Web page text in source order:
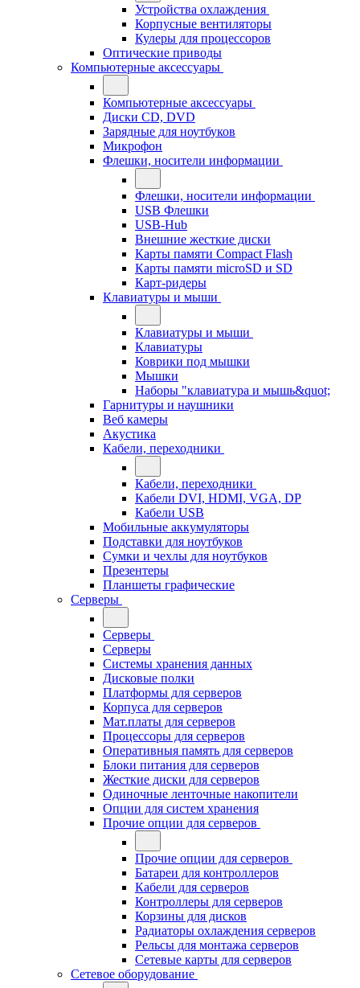
Устройства охлаждения
Корпусные вентиляторы
Кулеры для процессоров
Оптические приводы
Компьютерные аксессуары
Компьютерные аксессуары
Диски CD, DVD
Зарядные для ноутбуков
Микрофон
Флешки, носители информации
Флешки, носители информации
USB Флешки
USB-Hub
Внешние жесткие диски
Карты памяти Compact Flash
Карты памяти microSD и SD
Карт-ридеры
Клавиатуры и мыши
Клавиатуры и мыши
Клавиатуры
Коврики под мышки
Мышки
Наборы "клавиатура и мышь&quot;
Гарнитуры и наушники
Веб камеры
Акустика
Кабели, переходники
Кабели, переходники
Кабели DVI, HDMI, VGA, DP
Кабели USB
Мобильные аккумуляторы
Подставки для ноутбуков
Сумки и чехлы для ноутбуков
Презентеры
Планшеты графические
Серверы
Серверы
Серверы
Системы хранения данных
Дисковые полки
Платформы для серверов
Корпуса для серверов
Мат.платы для серверов
Процессоры для серверов
Оперативныя память для серверов
Блоки питания для серверов
Жесткие диски для серверов
Одиночные ленточные накопители
Опции для систем хранения
Прочие опции для серверов
Прочие опции для серверов
Батареи для контроллеров
Кабели для серверов
Контроллеры для серверов
Корзины для дисков
Радиаторы охлаждения серверов
Рельсы для монтажа серверов
Сетевые карты для серверов
Сетевое оборудование